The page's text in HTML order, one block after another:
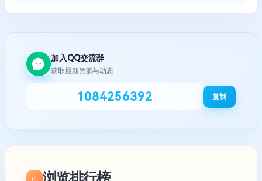
加入QQ交流群
获取最新资源与动态
1084256392 复制